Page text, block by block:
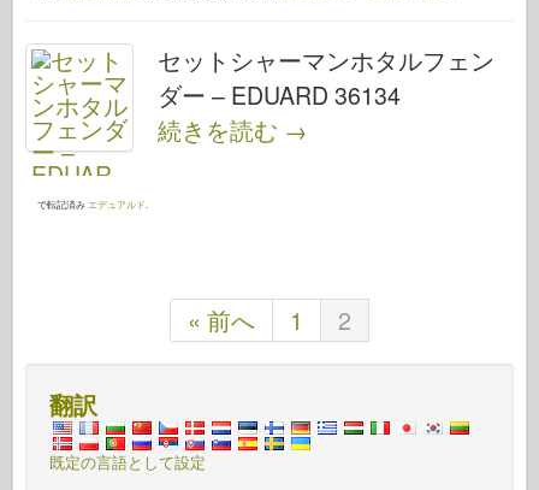
セットシャーマンホタルフェン
ダー – EDUARD 36134
続きを読む →
で転記済み エデュアルド
« 前へ 1 2
翻訳
既定の言語として設定